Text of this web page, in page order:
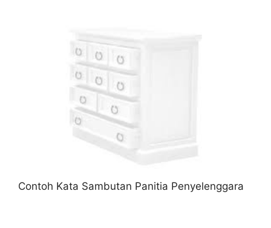
Contoh Kata Sambutan Panitia Penyelenggara